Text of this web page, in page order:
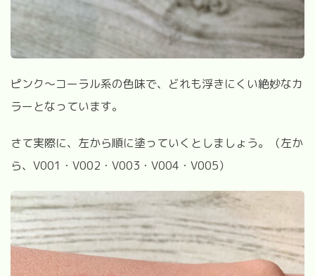
ピンク〜コーラル系の色味で、どれも浮きにくい絶妙なカ
ラーとなっています。
さて実際に、左から順に塗っていくとしましょう。（左か
ら、V001・V002・V003・V004・V005）